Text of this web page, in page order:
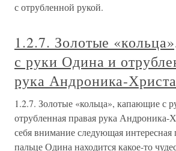
с отрубленной рукой.
1.2.7. Золотые
с руки Одина и
рука Андроника-Христа
1.2.7. Золотые «кольца», капающие с
отрубленная правая рука Андроника-
себя внимание следующая интересная
пальце Одина находится какое-то